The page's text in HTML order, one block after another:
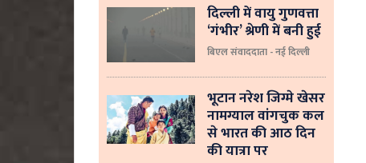
दिल्ली में वायु गुणवत्ता
‘गंभीर’ श्रेणी में बनी हुई
बिएल संवाददाता - नई दिल्ली
भूटान नरेश जिग्मे खेसर
नामग्याल वांगचुक कल
से भारत की आठ दिन
की यात्रा पर